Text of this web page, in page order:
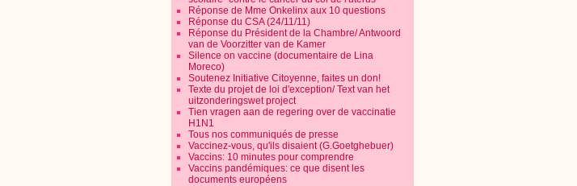
Réponse de Mme Onkelinx aux 10 questions
Réponse du CSA (24/11/11)
Réponse du Président de la Chambre/ Antwoord
van de Voorzitter van de Kamer
Silence on vaccine (documentaire de Lina
Moreco)
Soutenez Initiative Citoyenne, faites un don!
Texte du projet de loi d'exception/ Text van het
uitzonderingswet project
Tien vragen aan de regering over de vaccinatie
H1N1
Tous nos communiqués de presse
Vaccinez-vous, qu'ils disaient (G.Goetghebuer)
Vaccins: 10 minutes pour comprendre
Vaccins pandémiques: ce que disent les
documents européens